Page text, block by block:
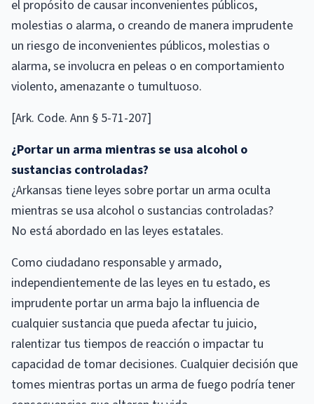
el propósito de causar inconvenientes públicos,
molestias o alarma, o creando de manera imprudente
un riesgo de inconvenientes públicos, molestias o
alarma, se involucra en peleas o en comportamiento
violento, amenazante o tumultuoso.
[Ark. Code. Ann § 5-71-207]
¿Portar un arma mientras se usa alcohol o
sustancias controladas?
¿Arkansas tiene leyes sobre portar un arma oculta
mientras se usa alcohol o sustancias controladas?
No está abordado en las leyes estatales.
Como ciudadano responsable y armado,
independientemente de las leyes en tu estado, es
imprudente portar un arma bajo la influencia de
cualquier sustancia que pueda afectar tu juicio,
ralentizar tus tiempos de reacción o impactar tu
capacidad de tomar decisiones. Cualquier decisión que
tomes mientras portas un arma de fuego podría tener